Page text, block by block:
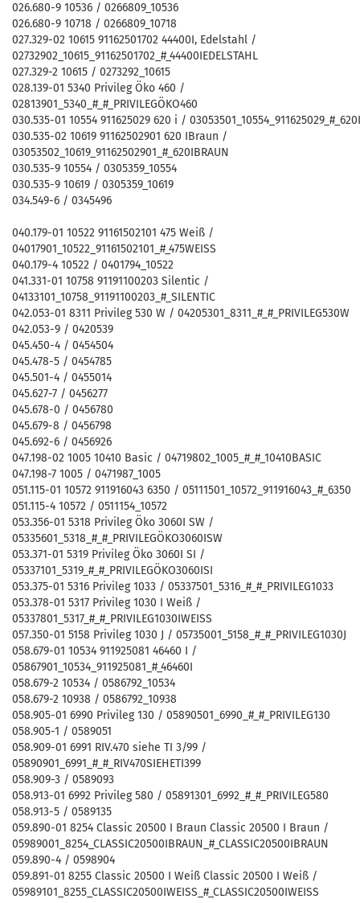
026.680-9 10536 / 0266809_10536
026.680-9 10718 / 0266809_10718
027.329-02 10615 91162501702 44400I, Edelstahl /
02732902_10615_91162501702_#_44400IEDELSTAHL
027.329-2 10615 / 0273292_10615
028.139-01 5340 Privileg Öko 460 /
02813901_5340_#_#_PRIVILEGÖKO460
030.535-01 10554 911625029 620 i / 03053501_10554_911625029_#_620I
030.535-02 10619 91162502901 620 IBraun /
03053502_10619_91162502901_#_620IBRAUN
030.535-9 10554 / 0305359_10554
030.535-9 10619 / 0305359_10619
034.549-6 / 0345496
040.179-01 10522 91161502101 475 Weiß /
04017901_10522_91161502101_#_475WEISS
040.179-4 10522 / 0401794_10522
041.331-01 10758 91191100203 Silentic /
04133101_10758_91191100203_#_SILENTIC
042.053-01 8311 Privileg 530 W / 04205301_8311_#_#_PRIVILEG530W
042.053-9 / 0420539
045.450-4 / 0454504
045.478-5 / 0454785
045.501-4 / 0455014
045.627-7 / 0456277
045.678-0 / 0456780
045.679-8 / 0456798
045.692-6 / 0456926
047.198-02 1005 10410 Basic / 04719802_1005_#_#_10410BASIC
047.198-7 1005 / 0471987_1005
051.115-01 10572 911916043 6350 / 05111501_10572_911916043_#_6350
051.115-4 10572 / 0511154_10572
053.356-01 5318 Privileg Öko 3060I SW /
05335601_5318_#_#_PRIVILEGÖKO3060ISW
053.371-01 5319 Privileg Öko 3060I SI /
05337101_5319_#_#_PRIVILEGÖKO3060ISI
053.375-01 5316 Privileg 1033 / 05337501_5316_#_#_PRIVILEG1033
053.378-01 5317 Privileg 1030 I Weiß /
05337801_5317_#_#_PRIVILEG1030IWEISS
057.350-01 5158 Privileg 1030 J / 05735001_5158_#_#_PRIVILEG1030J
058.679-01 10534 911925081 46460 I /
05867901_10534_911925081_#_46460I
058.679-2 10534 / 0586792_10534
058.679-2 10938 / 0586792_10938
058.905-01 6990 Privileg 130 / 05890501_6990_#_#_PRIVILEG130
058.905-1 / 0589051
058.909-01 6991 RIV.470 siehe TI 3/99 /
05890901_6991_#_#_RIV470SIEHETI399
058.909-3 / 0589093
058.913-01 6992 Privileg 580 / 05891301_6992_#_#_PRIVILEG580
058.913-5 / 0589135
059.890-01 8254 Classic 20500 I Braun Classic 20500 I Braun /
05989001_8254_CLASSIC20500IBRAUN_#_CLASSIC20500IBRAUN
059.890-4 / 0598904
059.891-01 8255 Classic 20500 I Weiß Classic 20500 I Weiß /
05989101_8255_CLASSIC20500IWEISS_#_CLASSIC20500IWEISS